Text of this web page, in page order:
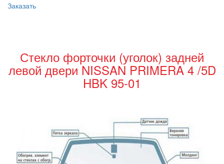
Заказать
Стекло форточки (уголок) задней
левой двери NISSAN PRIMERA 4 /5D
HBK 95-01